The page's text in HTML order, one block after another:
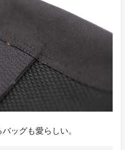
ッグも愛らしい。